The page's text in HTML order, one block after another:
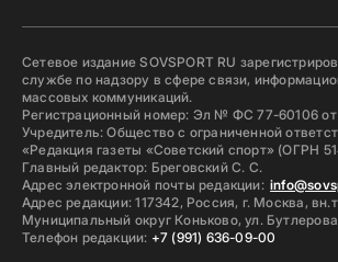
Сетевое издание SOVSPORT RU
службе по надзору в сфере связи,
массовых коммуникаций.
Регистрационный номер: Эл № ФС 77-60106 от
Учредитель: Общество с ограниченной
«Редакция газеты «Советский спорт» (ОГРН
Главный редактор: Бреговский С. С.
Адрес электронной почты редакции:
Адрес редакции: 117342, Россия, г. Москва,
Муниципальный округ Коньково, ул.
Телефон редакции: +7 (991) 636-09-00